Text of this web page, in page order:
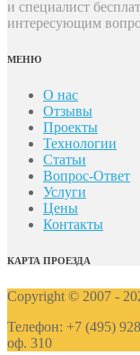
и специалист
интересующим
МЕНЮ
О нас
Отзывы
Проекты
Технологии
Статьи
Вопрос-Ответ
Услуги
Цены
Контакты
КАРТА ПРОЕЗДА
Copyright © 2007 -
Телефон: +7 (495)
оф. 310